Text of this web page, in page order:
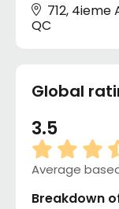
712, 4ieme
QC
Global
3.5
Average
Breakdown